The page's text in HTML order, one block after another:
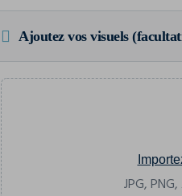
Ajoutez vos visuels
JPG,